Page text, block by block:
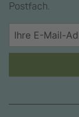
Postfach.